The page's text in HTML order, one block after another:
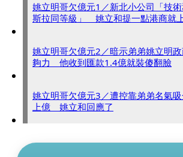
姚立明哥欠億元1／新北小公司「技
斯拉同等級」 姚立和提一點港商就
姚立明哥欠億元2／暗示弟弟姚立明
夠力 他收到匯款1.4億就裝傻翻臉
姚立明哥欠億元3／遭控靠弟弟名氣
上億 姚立和回應了